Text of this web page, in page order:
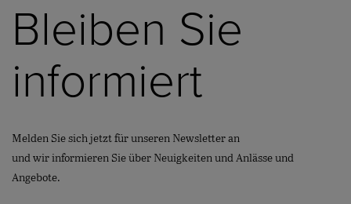
Bleiben Sie
informiert
Melden Sie sich jetzt für unseren Newsletter an
und wir informieren Sie über Neuigkeiten und Anlässe und
Angebote.